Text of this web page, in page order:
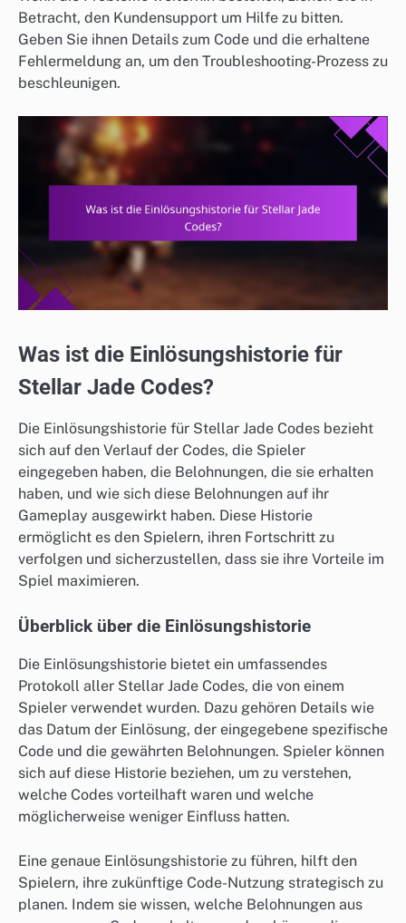
Betracht, den Kundensupport um Hilfe zu bitten.
Geben Sie ihnen Details zum Code und die erhaltene
Fehlermeldung an, um den Troubleshooting-Prozess zu
beschleunigen.
Was ist die Einlösungshistorie für
Stellar Jade Codes?
Die Einlösungshistorie für Stellar Jade Codes bezieht
sich auf den Verlauf der Codes, die Spieler
eingegeben haben, die Belohnungen, die sie erhalten
haben, und wie sich diese Belohnungen auf ihr
Gameplay ausgewirkt haben. Diese Historie
ermöglicht es den Spielern, ihren Fortschritt zu
verfolgen und sicherzustellen, dass sie ihre Vorteile im
Spiel maximieren.
Überblick über die Einlösungshistorie
Die Einlösungshistorie bietet ein umfassendes
Protokoll aller Stellar Jade Codes, die von einem
Spieler verwendet wurden. Dazu gehören Details wie
das Datum der Einlösung, der eingegebene spezifische
Code und die gewährten Belohnungen. Spieler können
sich auf diese Historie beziehen, um zu verstehen,
welche Codes vorteilhaft waren und welche
möglicherweise weniger Einfluss hatten.
Eine genaue Einlösungshistorie zu führen, hilft den
Spielern, ihre zukünftige Code-Nutzung strategisch zu
planen. Indem sie wissen, welche Belohnungen aus